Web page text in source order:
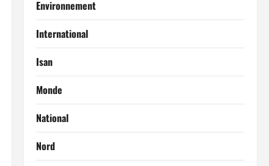
Environnement
International
Isan
Monde
National
Nord